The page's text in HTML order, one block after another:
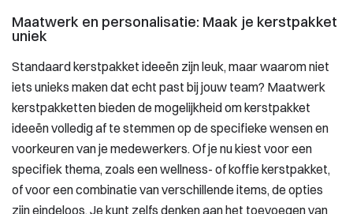
Maatwerk en personalisatie: Maak je kerstpakket
uniek
Standaard kerstpakket ideeën zijn leuk, maar waarom niet
iets unieks maken dat echt past bij jouw team? Maatwerk
kerstpakketten bieden de mogelijkheid om kerstpakket
ideeën volledig af te stemmen op de specifieke wensen en
voorkeuren van je medewerkers. Of je nu kiest voor een
specifiek thema, zoals een wellness- of koffie kerstpakket,
of voor een combinatie van verschillende items, de opties
zijn eindeloos. Je kunt zelfs denken aan het toevoegen van